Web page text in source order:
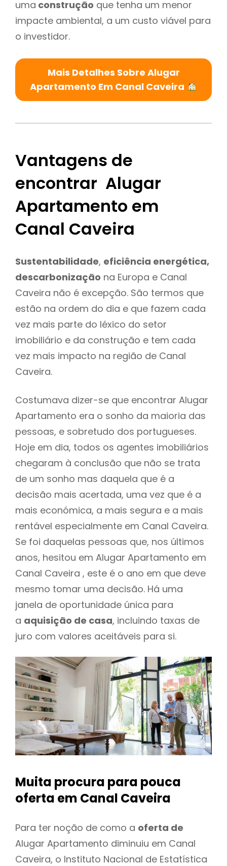
uma construção que tenha um menor
impacte ambiental, a um custo viável para
o investidor.
Mais Detalhes Sobre Alugar
Apartamento Em Canal Caveira
Vantagens de
encontrar Alugar
Apartamento em
Canal Caveira
Sustentabilidade, eficiência energética,
descarbonização na Europa e Canal
Caveira não é excepção. São termos que
estão na ordem do dia e que fazem cada
vez mais parte do léxico do setor
imobiliário e da construção e tem cada
vez mais impacto na região de Canal
Caveira.
Costumava dizer-se que encontrar Alugar
Apartamento era o sonho da maioria das
pessoas, e sobretudo dos portugueses.
Hoje em dia, todos os agentes imobiliários
chegaram à conclusão que não se trata
de um sonho mas daquela que é a
decisão mais acertada, uma vez que é a
mais económica, a mais segura e a mais
rentável especialmente em Canal Caveira.
Se foi daquelas pessoas que, nos últimos
anos, hesitou em Alugar Apartamento em
Canal Caveira , este é o ano em que deve
mesmo tomar uma decisão. Há uma
janela de oportunidade única para
a aquisição de casa, incluindo taxas de
juro com valores aceitáveis para si.
Muita procura para pouca
oferta em Canal Caveira
Para ter noção de como a oferta de
Alugar Apartamento diminuiu em Canal
Caveira, o Instituto Nacional de Estatística